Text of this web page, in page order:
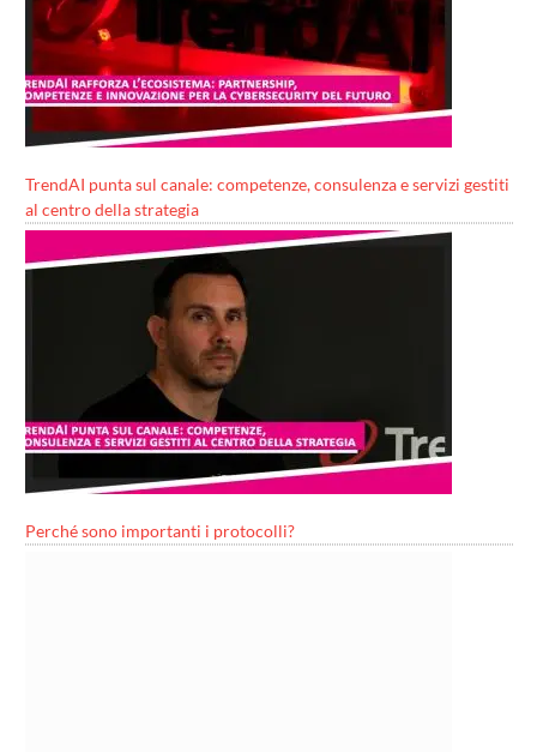
TrendAI punta sul canale: competenze, consulenza e servizi gestiti
al centro della strategia
Perché sono importanti i protocolli?